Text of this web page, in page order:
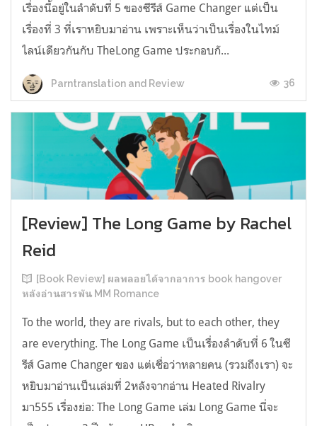
เรื่องนี้อยู่ในลำดับที่ 5 ของซีรีส์ Game Changer แต่เป็น
เรื่องที่ 3 ที่เราหยิบมาอ่าน เพราะเห็นว่าเป็นเรื่องในไทม์
ไลน์เดียวกันกับ TheLong Game ประกอบกั...
Parntranslation and Review 36
[Review] The Long Game by Rachel
Reid
[Book Review] ผลพลอยได้จากอาการ book hangover
หลังอ่านสารพัน MM Romance
To the world, they are rivals, but to each other, they
are everything. The Long Game เป็นเรื่องลำดับที่ 6 ในซี
รีส์ Game Changer ของ แต่เชื่อว่าหลายคน (รวมถึงเรา) จะ
หยิบมาอ่านเป็นเล่มที่ 2หลังจากอ่าน Heated Rivalry
มา555 เรื่องย่อ: The Long Game เล่ม Long Game นี่จะ